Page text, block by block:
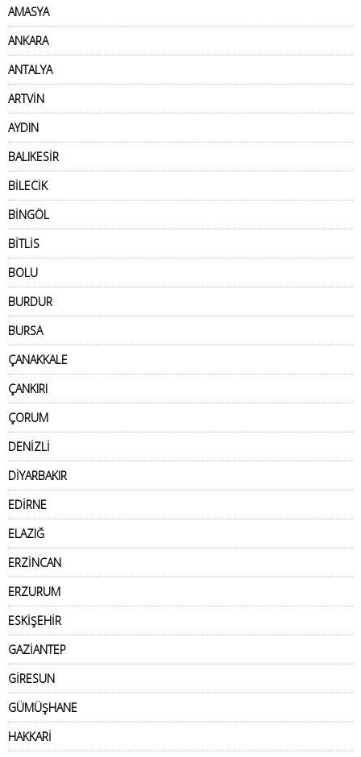
AMASYA
ANKARA
ANTALYA
ARTVİN
AYDIN
BALIKESİR
BİLECİK
BİNGÖL
BİTLİS
BOLU
BURDUR
BURSA
ÇANAKKALE
ÇANKIRI
ÇORUM
DENİZLİ
DİYARBAKIR
EDİRNE
ELAZIĞ
ERZİNCAN
ERZURUM
ESKİŞEHİR
GAZİANTEP
GİRESUN
GÜMÜŞHANE
HAKKARİ